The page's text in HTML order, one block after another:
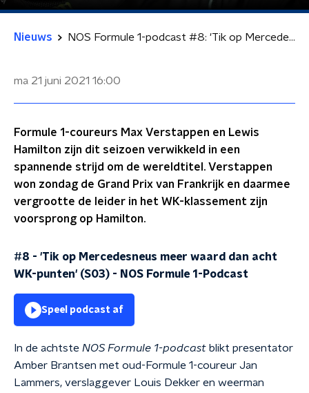
Nieuws NOS Formule 1-podcast #8: 'Tik op Mercedesneus meer waard dan acht WK-punten'
ma 21 juni 2021 16:00
Formule 1-coureurs Max Verstappen en Lewis
Hamilton zijn dit seizoen verwikkeld in een
spannende strijd om de wereldtitel. Verstappen
won zondag de Grand Prix van Frankrijk en daarmee
vergrootte de leider in het WK-klassement zijn
voorsprong op Hamilton.
#8 - 'Tik op Mercedesneus meer waard dan acht
WK-punten' (S03) - NOS Formule 1-Podcast
Speel podcast af
In de achtste NOS Formule 1-podcast blikt presentator
Amber Brantsen met oud-Formule 1-coureur Jan
Lammers, verslaggever Louis Dekker en weerman